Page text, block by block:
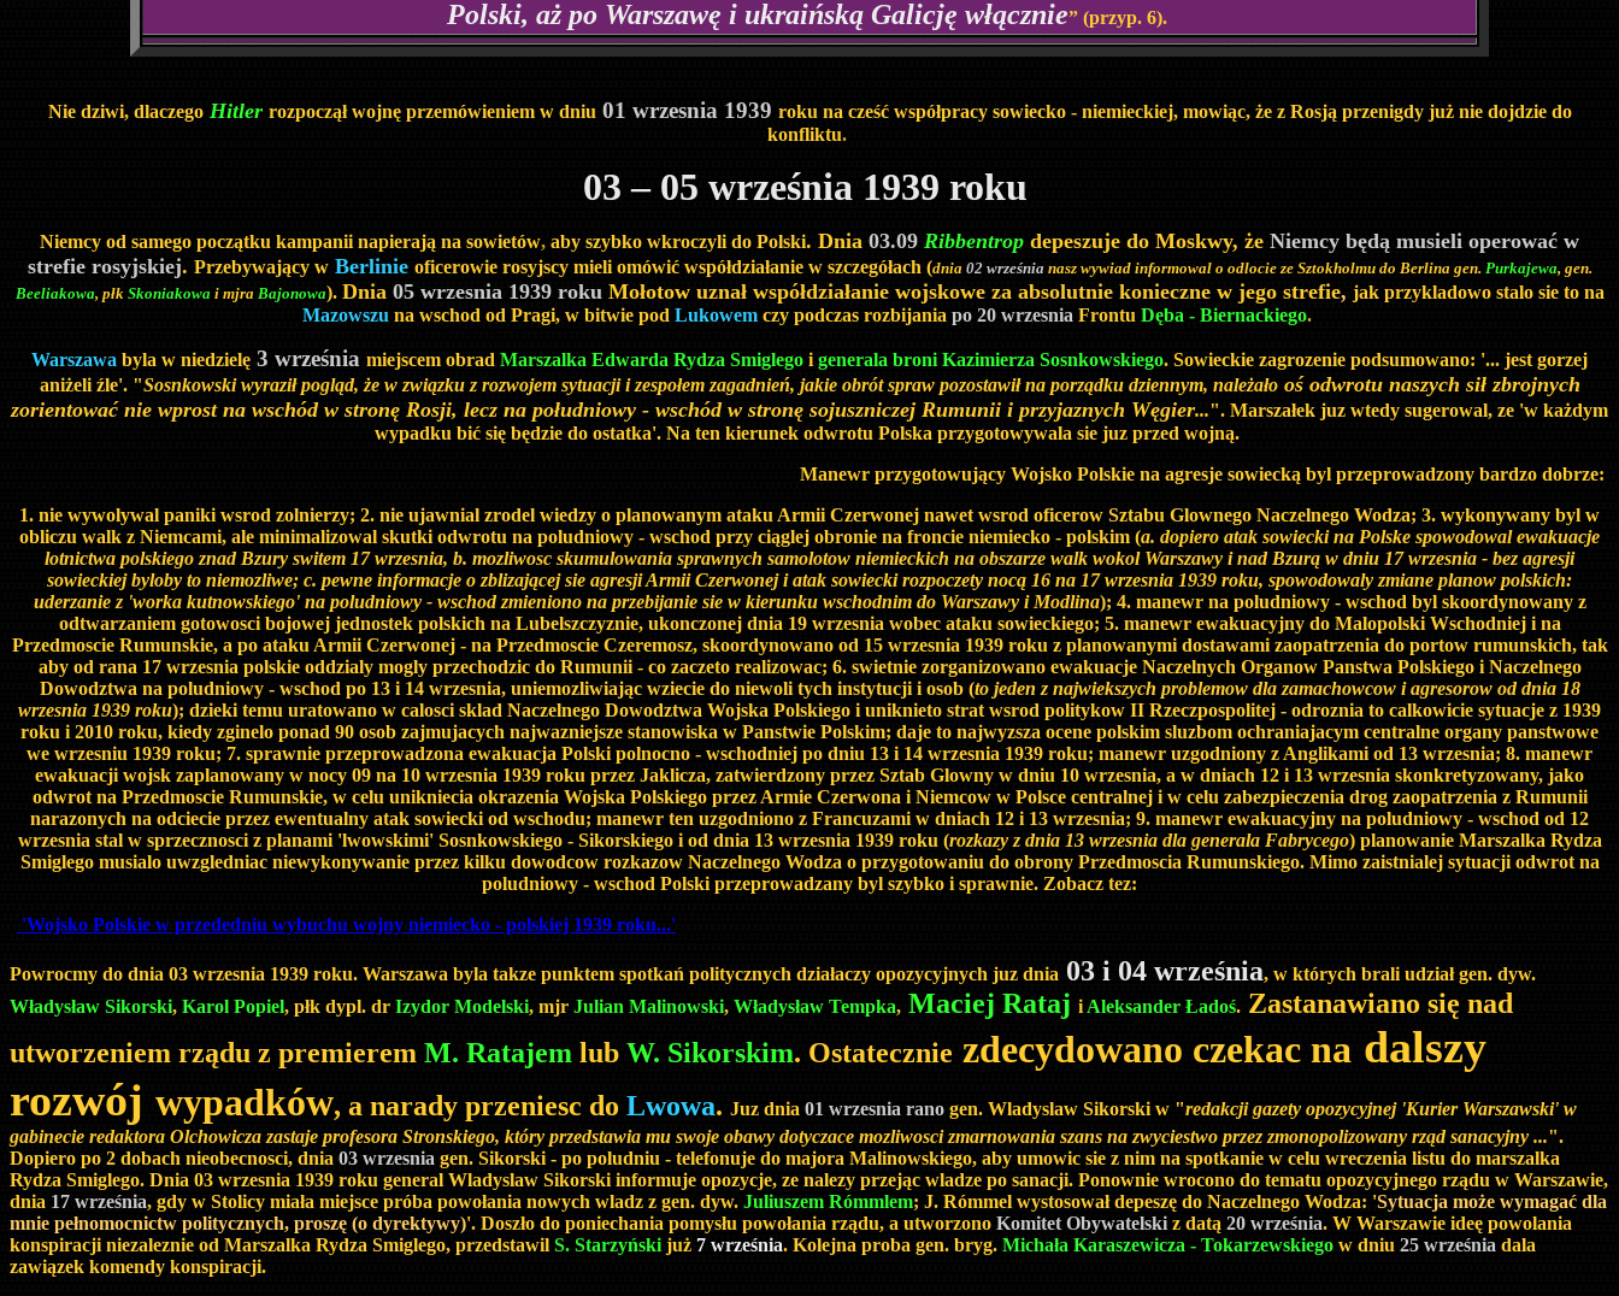
Polski, aż po Warszawę i ukraińską Galicję włącznie” (przyp. 6).
Nie dziwi, dlaczego Hitler rozpoczął wojnę przemówieniem w dniu 01 wrzesnia 1939 roku na cześć współpracy sowiecko - niemieckiej, mowiąc, że z Rosją przenigdy już nie dojdzie do
konfliktu.
03 – 05 września 1939 roku
Niemcy od samego początku kampanii napierają na sowietów, aby szybko wkroczyli do Polski. Dnia 03.09 Ribbentrop depeszuje do Moskwy, że Niemcy będą musieli operować w
strefie rosyjskiej. Przebywający wBerlinie oficerowie rosyjscy mieli omówić współdziałanie w szczegółach (dnia 02 września nasz wywiad informowal o odlocie ze Sztokholmu do Berlina gen.Purkajewa, gen.
Beeliakowa, płkSkoniakowa i mjra Bajonowa). Dnia05 wrzesnia 1939 roku Mołotow uznał współdziałanie wojskowe za absolutnie konieczne w jego strefie, jak przykladowo stalo sie to na
Mazowszu na wschod od Pragi, w bitwie pod Lukowem czy podczas rozbijania po 20 wrzesnia Frontu Dęba - Biernackiego.
Warszawa byla w niedzielę 3 września miejscem obrad Marszalka Edwarda Rydza Smiglego i generala broni Kazimierza Sosnkowskiego. Sowieckie zagrozenie podsumowano: '... jest gorzej
aniżeli źle'. "Sosnkowski wyraził pogląd, że w związku z rozwojem sytuacji i zespołem zagadnień, jakie obrót spraw pozostawił na porządku dziennym, należałooś odwrotu naszych sił zbrojnych
zorientować nie wprost na wschód w stronę Rosji, lecz na południowy - wschód w stronę sojuszniczej Rumunii i przyjaznych Węgier...". Marszałek juz wtedy sugerowal, ze 'w każdym
wypadku bić się będzie do ostatka'. Na ten kierunek odwrotu Polska przygotowywala sie juz przed wojną.
Manewr przygotowujący Wojsko Polskie na agresje sowiecką byl przeprowadzony bardzo dobrze:
1. nie wywolywal paniki wsrod zolnierzy; 2. nie ujawnial zrodel wiedzy o planowanym ataku Armii Czerwonej nawet wsrod oficerow Sztabu Glownego Naczelnego Wodza; 3. wykonywany byl w
obliczu walk z Niemcami, ale minimalizowal skutki odwrotu na poludniowy - wschod przy ciąglej obronie na froncie niemiecko - polskim (a. dopiero atak sowiecki na Polske spowodowal ewakuacje
lotnictwa polskiego znad Bzury switem 17 wrzesnia, b. mozliwosc skumulowania sprawnych samolotow niemieckich na obszarze walk wokol Warszawy i nad Bzurą w dniu 17 wrzesnia - bez agresji
sowieckiej byloby to niemozliwe; c. pewne informacje o zblizającej sie agresji Armii Czerwonej i atak sowiecki rozpoczety nocą 16 na 17 wrzesnia 1939 roku, spowodowaly zmiane planow polskich:
uderzanie z 'worka kutnowskiego' na poludniowy - wschod zmieniono na przebijanie sie w kierunku wschodnim do Warszawy i Modlina); 4. manewr na poludniowy - wschod byl skoordynowany z
odtwarzaniem gotowosci bojowej jednostek polskich na Lubelszczyznie, ukonczonej dnia 19 wrzesnia wobec ataku sowieckiego; 5. manewr ewakuacyjny do Malopolski Wschodniej i na
Przedmoscie Rumunskie, a po ataku Armii Czerwonej - na Przedmoscie Czeremosz, skoordynowano od 15 wrzesnia 1939 roku z planowanymi dostawami zaopatrzenia do portow rumunskich, tak
aby od rana 17 wrzesnia polskie oddzialy mogly przechodzic do Rumunii - co zaczeto realizowac; 6. swietnie zorganizowano ewakuacje Naczelnych Organow Panstwa Polskiego i Naczelnego
Dowodztwa na poludniowy - wschod po 13 i 14 wrzesnia, uniemozliwiając wziecie do niewoli tych instytucji i osob (to jeden z najwiekszych problemow dla zamachowcow i agresorow od dnia 18
wrzesnia 1939 roku); dzieki temu uratowano w calosci sklad Naczelnego Dowodztwa Wojska Polskiego i uniknieto strat wsrod politykow II Rzeczpospolitej - odroznia to calkowicie sytuacje z 1939
roku i 2010 roku, kiedy zginelo ponad 90 osob zajmujacych najwazniejsze stanowiska w Panstwie Polskim; daje to najwyzsza ocene polskim sluzbom ochraniajacym centralne organy panstwowe
we wrzesniu 1939 roku; 7. sprawnie przeprowadzona ewakuacja Polski polnocno - wschodniej po dniu 13 i 14 wrzesnia 1939 roku; manewr uzgodniony z Anglikami od 13 wrzesnia; 8. manewr
ewakuacji wojsk zaplanowany w nocy 09 na 10 wrzesnia 1939 roku przez Jaklicza, zatwierdzony przez Sztab Glowny w dniu 10 wrzesnia, a w dniach 12 i 13 wrzesnia skonkretyzowany, jako
odwrot na Przedmoscie Rumunskie, w celu unikniecia okrazenia Wojska Polskiego przez Armie Czerwona i Niemcow w Polsce centralnej i w celu zabezpieczenia drog zaopatrzenia z Rumunii
narazonych na odciecie przez ewentualny atak sowiecki od wschodu; manewr ten uzgodniono z Francuzami w dniach 12 i 13 wrzesnia; 9. manewr ewakuacyjny na poludniowy - wschod od 12
wrzesnia stal w sprzecznosci z planami 'lwowskimi' Sosnkowskiego - Sikorskiego i od dnia 13 wrzesnia 1939 roku (rozkazy z dnia 13 wrzesnia dla generala Fabrycego) planowanie Marszalka Rydza
Smiglego musialo uwzgledniac niewykonywanie przez kilku dowodcow rozkazow Naczelnego Wodza o przygotowaniu do obrony Przedmoscia Rumunskiego. Mimo zaistnialej sytuacji odwrot na
poludniowy - wschod Polski przeprowadzany byl szybko i sprawnie. Zobacz tez:
'Wojsko Polskie w przededniu wybuchu wojny niemiecko - polskiej 1939 roku...'
Powrocmy do dnia 03 wrzesnia 1939 roku. Warszawa byla takze punktem spotkań politycznych działaczy opozycyjnych juz dnia 03 i 04 września, w których brali udział gen. dyw.
Władysław Sikorski, Karol Popiel, płk dypl. dr Izydor Modelski, mjr Julian Malinowski, Władysław Tempka, Maciej Rataj i Aleksander Ładoś. Zastanawiano się nad
utworzeniem rządu z premierem M. Ratajem lub W. Sikorskim. Ostatecznie zdecydowano czekac na dalszy
rozwój wypadków, a narady przeniesc do Lwowa. Juz dnia 01 wrzesnia rano gen. Wladyslaw Sikorski w "redakcji gazety opozycyjnej 'Kurier Warszawski' w
gabinecie redaktora Olchowicza zastaje profesora Stronskiego, który przedstawia mu swoje obawy dotyczace mozliwosci zmarnowania szans na zwyciestwo przez zmonopolizowany rząd sanacyjny ...".
Dopiero po 2 dobach nieobecnosci, dnia 03 wrzesnia gen. Sikorski - po poludniu - telefonuje do majora Malinowskiego, aby umowic sie z nim na spotkanie w celu wreczenia listu do marszalka
Rydza Smiglego. Dnia 03 wrzesnia 1939 roku general Wladyslaw Sikorski informuje opozycje, ze nalezy przejąc wladze po sanacji. Ponownie wrocono do tematu opozycyjnego rządu w Warszawie,
dnia 17 września, gdy w Stolicy miała miejsce próba powołania nowych wladz z gen. dyw. Juliuszem Rómmlem; J. Rómmel wystosował depeszę do Naczelnego Wodza: 'Sytuacja może wymagać dla
mnie pełnomocnictw politycznych, proszę (o dyrektywy)'. Doszło do poniechania pomysłu powołania rządu, a utworzono Komitet Obywatelski z datą 20 września. W Warszawie ideę powolania
konspiracji niezaleznie od Marszalka Rydza Smiglego, przedstawil S. Starzyński już 7 września. Kolejna proba gen. bryg. Michała Karaszewicza - Tokarzewskiego w dniu 25 września dala
zawiązek komendy konspiracji.